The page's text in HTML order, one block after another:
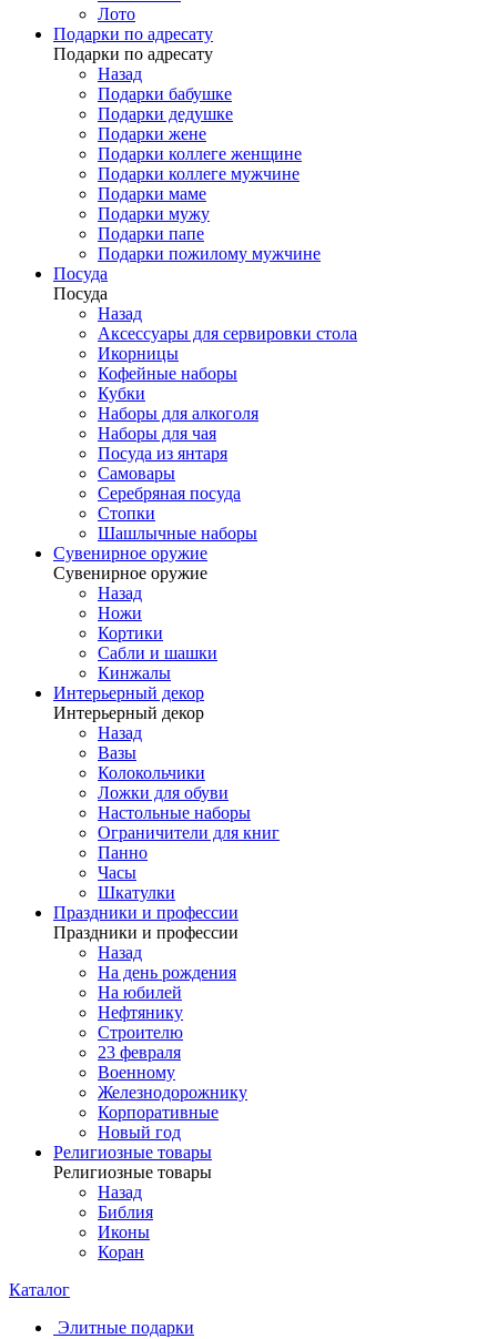
Лото
Подарки по адресату
Подарки по адресату
Назад
Подарки бабушке
Подарки дедушке
Подарки жене
Подарки коллеге женщине
Подарки коллеге мужчине
Подарки маме
Подарки мужу
Подарки папе
Подарки пожилому мужчине
Посуда
Посуда
Назад
Аксессуары для сервировки стола
Икорницы
Кофейные наборы
Кубки
Наборы для алкоголя
Наборы для чая
Посуда из янтаря
Самовары
Серебряная посуда
Стопки
Шашлычные наборы
Сувенирное оружие
Сувенирное оружие
Назад
Ножи
Кортики
Сабли и шашки
Кинжалы
Интерьерный декор
Интерьерный декор
Назад
Вазы
Колокольчики
Ложки для обуви
Настольные наборы
Ограничители для книг
Панно
Часы
Шкатулки
Праздники и профессии
Праздники и профессии
Назад
На день рождения
На юбилей
Нефтянику
Строителю
23 февраля
Военному
Железнодорожнику
Корпоративные
Новый год
Религиозные товары
Религиозные товары
Назад
Библия
Иконы
Коран
Каталог
Элитные подарки